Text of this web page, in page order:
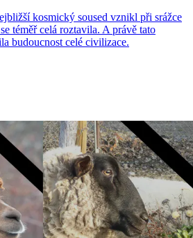
kosmický soused vznikl při srážce
téměř celá roztavila. A právě tato
budoucnost celé civilizace.